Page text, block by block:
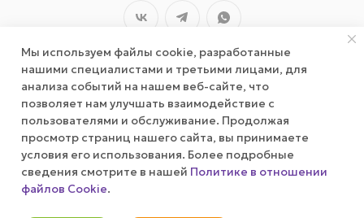
2026 © wizardgum.ru, 2021
Мы используем файлы cookie, разработанные
нашими специалистами и третьими лицами, для
анализа событий на нашем веб-сайте, что
позволяет нам улучшать взаимодействие с
пользователями и обслуживание. Продолжая
просмотр страниц нашего сайта, вы принимаете
условия его использования. Более подробные
сведения смотрите в нашей Политике в отношении
файлов Cookie.